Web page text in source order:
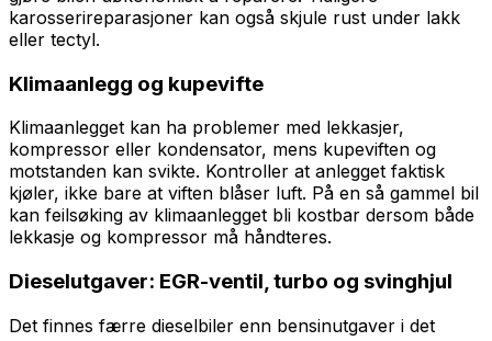
karosserireparasjoner kan også skjule rust under lakk
eller tectyl.
Klimaanlegg og kupevifte
Klimaanlegget kan ha problemer med lekkasjer,
kompressor eller kondensator, mens kupeviften og
motstanden kan svikte. Kontroller at anlegget faktisk
kjøler, ikke bare at viften blåser luft. På en så gammel bil
kan feilsøking av klimaanlegget bli kostbar dersom både
lekkasje og kompressor må håndteres.
Dieselutgaver: EGR-ventil, turbo og svinghjul
Det finnes færre dieselbiler enn bensinutgaver i det